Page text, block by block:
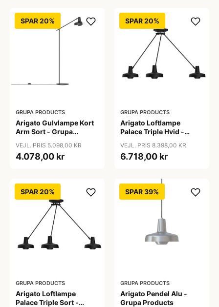
SPAR 20%
GRUPA PRODUCTS
Arigato Gulvlampe Kort
Arm Sort - Grupa
VEJL. PRIS 5.098,00 KR
4.078,00 kr
SPAR 20%
GRUPA PRODUCTS
Arigato Loftlampe
Palace Triple Hvid -
VEJL. PRIS 8.398,00 KR
6.718,00 kr
SPAR 20%
GRUPA PRODUCTS
Arigato Loftlampe
Palace Triple Sort -
SPAR 39%
GRUPA PRODUCTS
Arigato Pendel Alu -
Grupa Products